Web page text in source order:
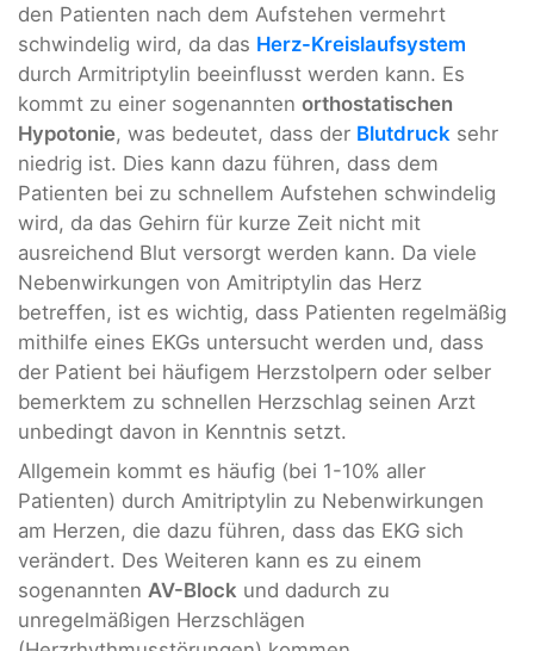
den Patienten nach dem Aufstehen vermehrt
schwindelig wird, da das Herz-Kreislaufsystem
durch Armitriptylin beeinflusst werden kann. Es
kommt zu einer sogenannten orthostatischen
Hypotonie, was bedeutet, dass der Blutdruck sehr
niedrig ist. Dies kann dazu führen, dass dem
Patienten bei zu schnellem Aufstehen schwindelig
wird, da das Gehirn für kurze Zeit nicht mit
ausreichend Blut versorgt werden kann. Da viele
Nebenwirkungen von Amitriptylin das Herz
betreffen, ist es wichtig, dass Patienten regelmäßig
mithilfe eines EKGs untersucht werden und, dass
der Patient bei häufigem Herzstolpern oder selber
bemerktem zu schnellen Herzschlag seinen Arzt
unbedingt davon in Kenntnis setzt.
Allgemein kommt es häufig (bei 1-10% aller
Patienten) durch Amitriptylin zu Nebenwirkungen
am Herzen, die dazu führen, dass das EKG sich
verändert. Des Weiteren kann es zu einem
sogenannten AV-Block und dadurch zu
unregelmäßigen Herzschlägen